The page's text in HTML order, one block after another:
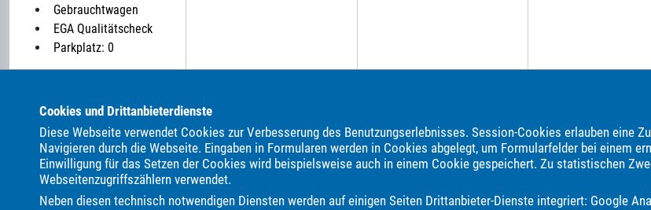
Cookies und Drittanbieterdienste
Diese Webseite verwendet Cookies zur Verbesserung des Benutzungserlebnisses. Session-Cookies erlauben eine
Navigieren durch die Webseite. Eingaben in Formularen werden in Cookies abgelegt, um Formularfelder bei einem
Einwilligung für das Setzen der Cookies wird beispielsweise auch in einem Cookie gespeichert. Zu statistischen
Webseitenzugriffszählern verwendet.
Neben diesen technisch notwendigen Diensten werden auf einigen Seiten Drittanbieter-Dienste integriert: Google
Gebrauchtwagen
EGA Qualitätscheck
Parkplatz: 0
Als Autohändler bieten wir Ihnen in unserem Automarkt Gebrauchtwagen, Jahreswagen und Neuwagen folgender
AC ALPINA Abarth Adria Ahorn Aixam Alfa Romeo Andere Audi BAIC BAW BMW BYD
Carthago
Chausson Chevrolet Citroën Clever Corvette Cupra DAF DFM DFSK DS Automobiles
Fiat
Fleurette Ford Foton
Jaecoo
Jaguar Jeep KGM Kia Knaus LMC Lada Land Rover Leapmotor Lexus MAN MF